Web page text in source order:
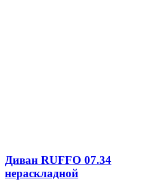
Диван RUFFO 07.34
нераскладной